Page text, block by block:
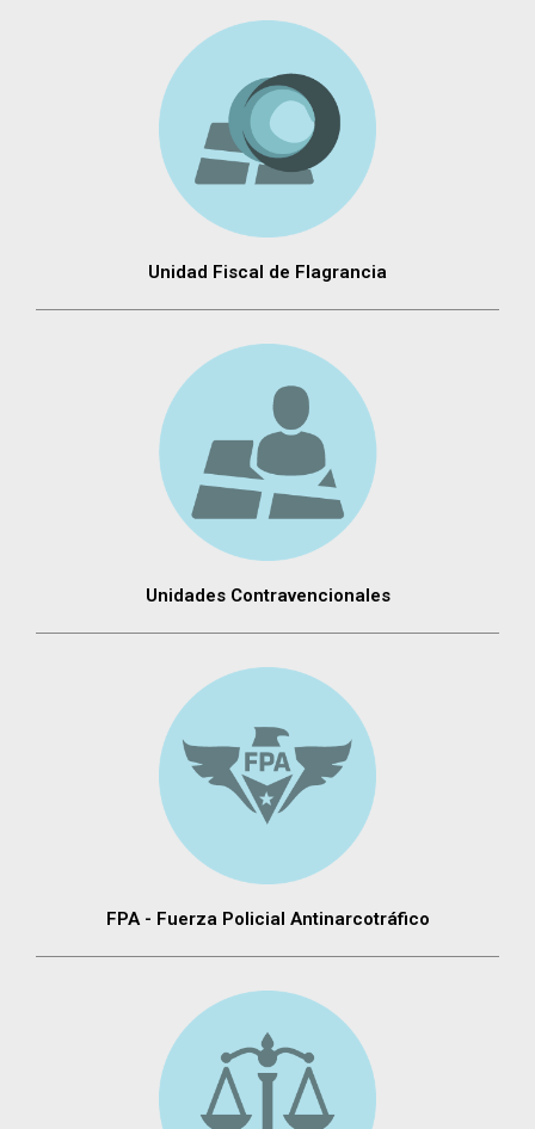
Unidad Fiscal de Flagrancia
Unidades Contravencionales
FPA - Fuerza Policial Antinarcotráfico